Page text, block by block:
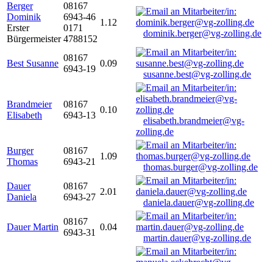
Berger
Dominik
Erster
Bürgermeister
08167
6943-46
0171
4788152
1.12
dominik.berger@vg-zolling.de
Best Susanne
08167
6943-19
0.09
susanne.best@vg-zolling.de
Brandmeier
Elisabeth
08167
6943-13
0.10
elisabeth.brandmeier@vg-
zolling.de
Burger
Thomas
08167
6943-21
1.09
thomas.burger@vg-zolling.de
Dauer
Daniela
08167
6943-27
2.01
daniela.dauer@vg-zolling.de
Dauer Martin
08167
6943-31
0.04
martin.dauer@vg-zolling.de